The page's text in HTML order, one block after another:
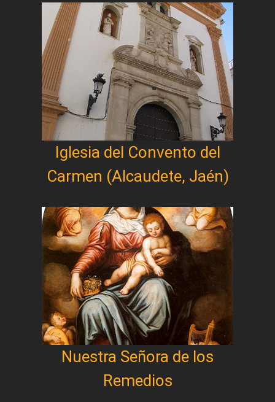
Iglesia del Convento del
Carmen (Alcaudete, Jaén)
Nuestra Señora de los
Remedios